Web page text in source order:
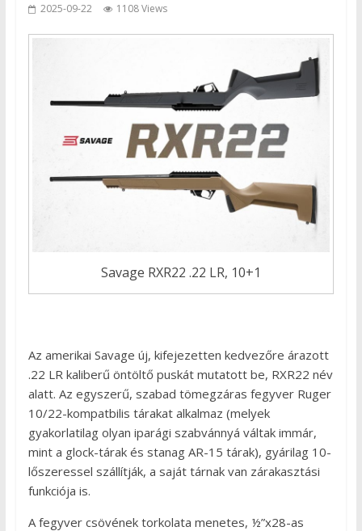
2025-09-22 1108 Views
Savage RXR22 .22 LR, 10+1
Az amerikai Savage új, kifejezetten kedvezőre árazott
.22 LR kaliberű öntöltő puskát mutatott be, RXR22 név
alatt. Az egyszerű, szabad tömegzáras fegyver Ruger
10/22-kompatbilis tárakat alkalmaz (melyek
gyakorlatilag olyan iparági szabvánnyá váltak immár,
mint a glock-tárak és stanag AR-15 tárak), gyárilag 10-
lőszeressel szállítják, a saját tárnak van zárakasztási
funkciója is.
A fegyver csövének torkolata menetes, ½”x28-as